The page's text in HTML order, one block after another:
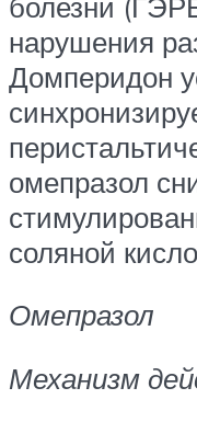
нарушения
Домперидон
омепразол
соляной
Омепразол
Механизм